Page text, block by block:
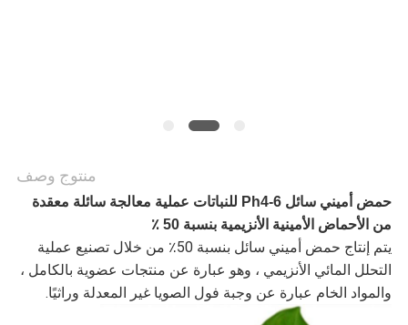
منتوج وصف
حمض أميني سائل Ph4-6 للنباتات عملية معالجة سائلة معقدة
من الأحماض الأمينية الأنزيمية بنسبة 50 ٪
يتم إنتاج حمض أميني سائل بنسبة 50٪ من خلال تصنيع عملية
التحلل المائي الأنزيمي ، وهو عبارة عن منتجات عضوية بالكامل ،
والمواد الخام عبارة عن وجبة فول الصويا غير المعدلة وراثيًا.